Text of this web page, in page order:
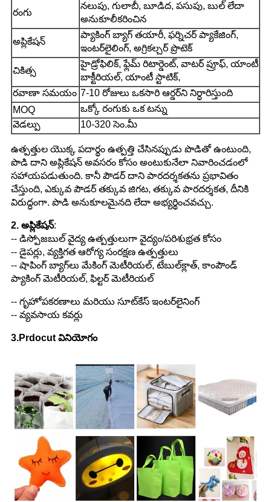
రంగు
నలుపు, గులాబీ, బూడిద, పసుపు, బుల్ లేదా
అనుకూలీకరించిన
అప్లికేషన్
ప్యాకింగ్ బ్యాగ్ తయారీ, ఫర్నిచర్ ప్యాకేజింగ్,
ఇంటర్‌లైలింగ్, అగ్రికల్చర్ ప్రొటెక్
చికిత్స
హైడ్రోఫిలిక్, ఫ్లేమ్ రిటార్డెంట్, వాటర్ ప్రూఫ్, యాంటీ
బాక్టీరియల్, యాంటీ స్టాటిక్,
రవాణా సమయం 7-10 రోజులు ఒకసారి ఆర్డర్‌ని నిర్ధారిస్తుంది
MOQ
ఒక్కో రంగుకు ఒక టన్ను
వెడల్పు
10-320 సెం.మీ
ఉత్పత్తుల యొక్క పదార్థం ఉత్పత్తి చేసినప్పుడు పొడితో ఉంటుంది,
పొడి దాని అప్లికేషన్ అవసరం కోసం అంటుకునేలా నివారించడంలో
సహాయపడుతుంది. కానీ పౌడర్ దాని పారదర్శకతను ప్రభావితం
చేస్తుంది, ఎక్కువ పౌడర్ తక్కువ జిగట, తక్కువ పారదర్శకత, దీనికి
విరుద్ధంగా. పొడి అనుకూలమైనది లేదా అభ్యర్థించవచ్చు.
2. అప్లికేషన్:
-- డిస్పోజబుల్ వైద్య ఉత్పత్తులుగా వైద్యం/పరిశుభ్రత కోసం
-- డైపర్లు, వ్యక్తిగత ఆరోగ్య సంరక్షణ ఉత్పత్తులు
-- షాపింగ్ బ్యాగ్‌లు మేకింగ్ మెటీరియల్, టేబుల్‌క్లాత్, కాంపౌండ్
ప్యాకింగ్ మెటీరియల్, ఫిల్టర్ మెటీరియల్
-- గృహోపకరణాలు మరియు సూట్‌కేస్ ఇంటర్‌లైనింగ్
-- వ్యవసాయ కవర్లు
3.Prdocut వినియోగం